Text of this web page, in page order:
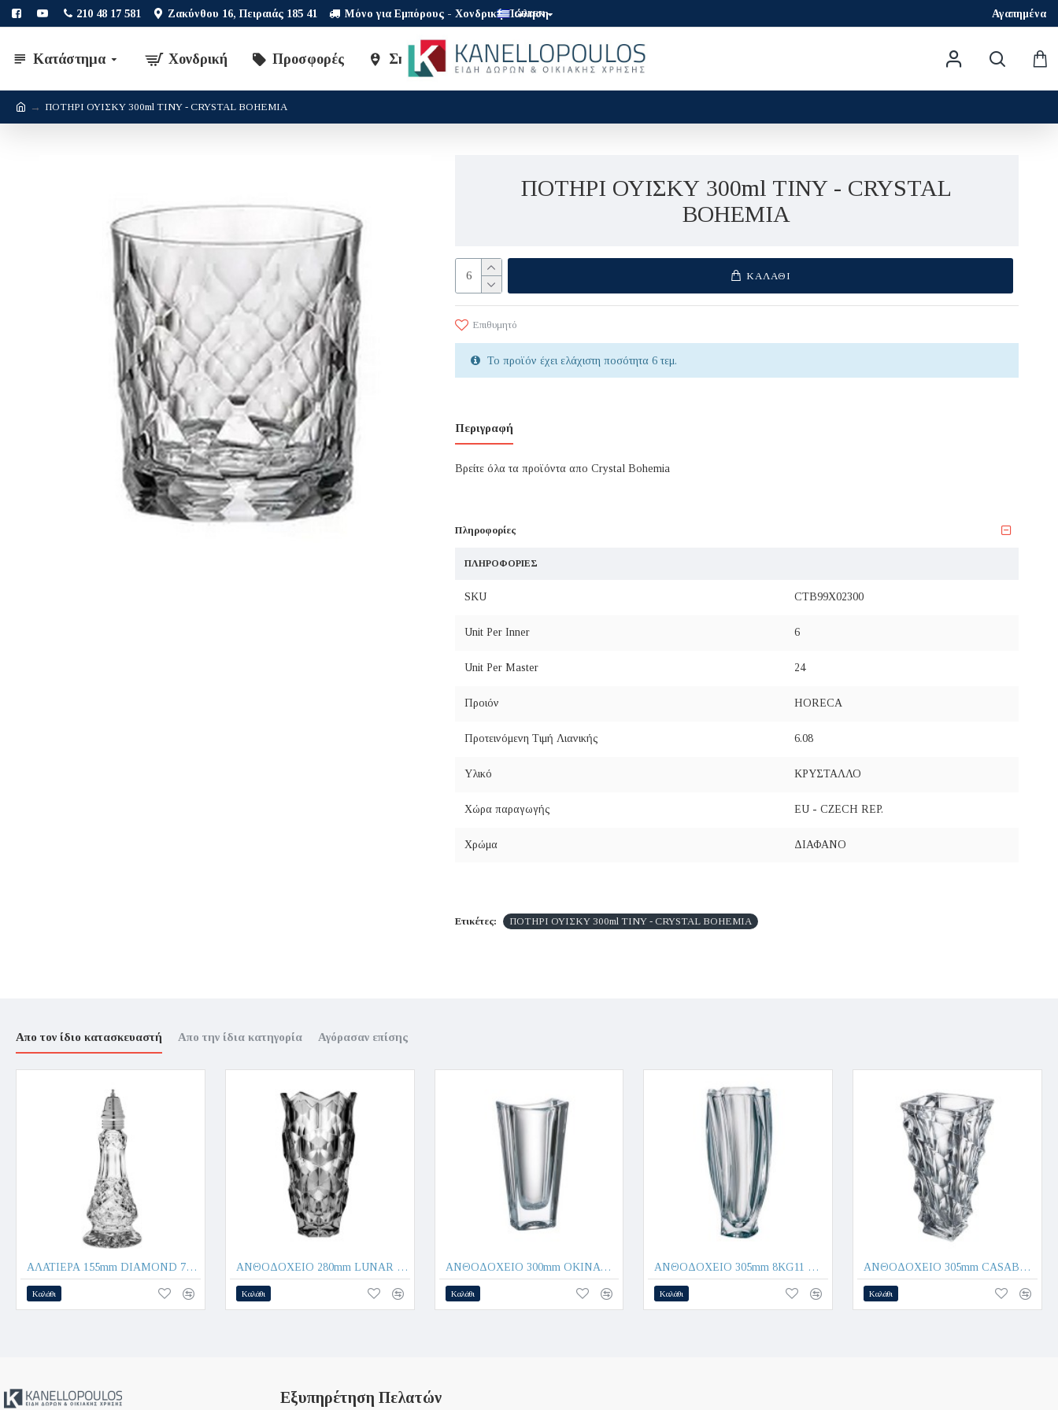
210 48 17 581 Ζακύνθου 16, Πειραιάς 185 41 Μόνο για Εμπόρους - Χονδρική Πώληση
GREEK Αγαπημένα
Κατάστημα Χονδρική Προσφορές Σημεία Πώλησης Brands
ΠΟΤΗΡΙ ΟΥΙΣΚΥ 300ml TINY - CRYSTAL BOHEMIA
ΠΟΤΗΡΙ ΟΥΙΣΚΥ 300ml TINY - CRYSTAL
BOHEMIA
ΚΑΛΆΘΙ
Επιθυμητό
Το προϊόν έχει ελάχιστη ποσότητα 6 τεμ.
Περιγραφή
Βρείτε όλα τα προϊόντα απο Crystal Bohemia
Πληροφορίες
ΠΛΗΡΟΦΟΡΊΕΣ
SKU CTB99X02300
Unit Per Inner 6
Unit Per Master 24
Προιόν HORECA
Προτεινόμενη Τιμή Λιανικής 6.08
Υλικό ΚΡΥΣΤΑΛΛΟ
Χώρα παραγωγής EU - CZECH REP.
Χρώμα ΔΙΑΦΑΝΟ
Ετικέτες: ΠΟΤΗΡΙ ΟΥΙΣΚΥ 300ml TINY - CRYSTAL BOHEMIA
Απο τον ίδιο κατασκευαστή Απο την ίδια κατηγορία Αγόρασαν επίσης
ΑΛΑΤΙΕΡΑ 155mm DIAMOND 79900 - CRYSTAL BOHEMIA
Καλάθι
ΑΝΘΟΔΟΧΕΙΟ 280mm LUNAR - CRYSTAL BOHEMIA
Καλάθι
ΑΝΘΟΔΟΧΕΙΟ 300mm OKINAWA - CRYSTAL BOHEMIA
Καλάθι
ΑΝΘΟΔΟΧΕΙΟ 305mm 8KG11 NEPTUNE - CRYSTAL BOHEMIA
Καλάθι
ΑΝΘΟΔΟΧΕΙΟ 305mm CASABLANCA - CRYSTAL BOHEMIA
Καλάθι
Εξυπηρέτηση Πελατών